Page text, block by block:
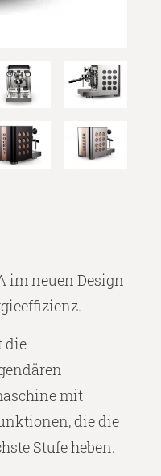
im neuen Design
die
mit
die die
Stufe heben.